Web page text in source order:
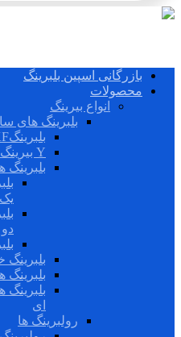
بازرگانی اسپین بلبرینگ
محصولات
انواع بیرینگ
بلبرینگ های
بلبرینگSKF
Y بیرینگ ها
بلبرینگ
ای
رولبرینگ ها